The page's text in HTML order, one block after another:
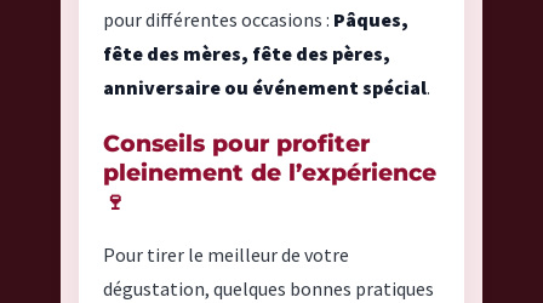
pour différentes occasions : Pâques,
fête des mères, fête des pères,
anniversaire ou événement spécial.
Conseils pour profiter
pleinement de l’expérience
🍷
Pour tirer le meilleur de votre
dégustation, quelques bonnes pratiques